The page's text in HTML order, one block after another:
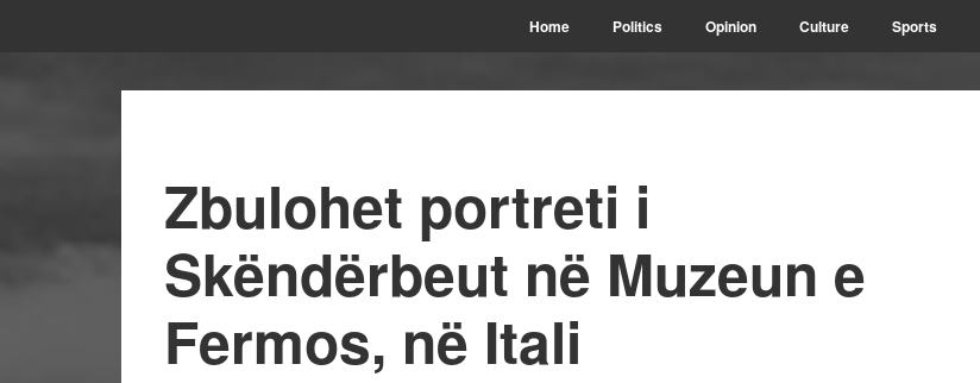
Home Politics Opinion Culture Sports
Zbulohet portreti i
Skëndërbeut në Muzeun e
Fermos, në Itali